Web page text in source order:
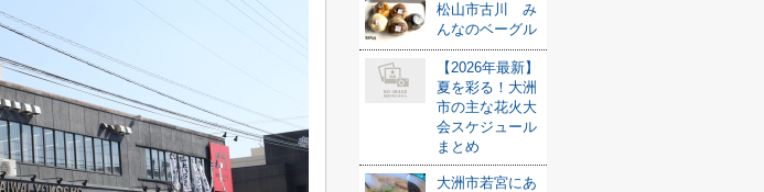
松山市古川 み
んなのベーグル
【2026年最新】
夏を彩る！大洲
市の主な花火大
会スケジュール
まとめ
大洲市若宮にあ